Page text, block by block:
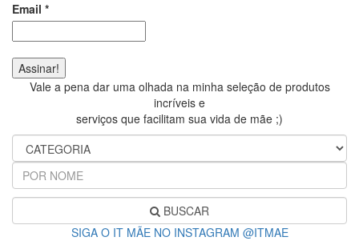
Email *
Vale a pena dar uma olhada na minha seleção de produtos
incríveis e
serviços que facilitam sua vida de mãe ;)
BUSCAR
SIGA O IT MÃE NO INSTAGRAM @ITMAE